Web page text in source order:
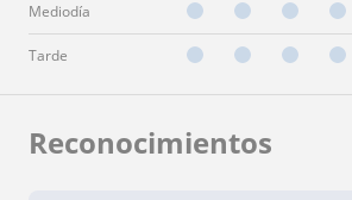
Mediodía
Tarde
Reconocimientos